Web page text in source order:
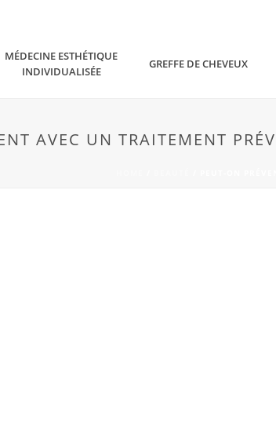
MÉDECINE ESTHÉTIQUE
INDIVIDUALISÉE
GREFFE DE CHEVEUX
AVEC UN TRAITEMENT